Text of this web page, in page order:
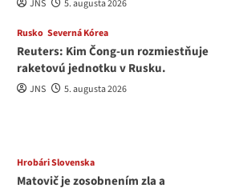
JNS 5. augusta 2026
Rusko Severná Kórea
Reuters: Kim Čong-un rozmiestňuje
raketovú jednotku v Rusku.
JNS 5. augusta 2026
Hrobári Slovenska
Matovič je zosobnením zla a